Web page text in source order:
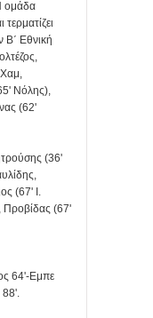
ομάδα
Β΄ Εθνική
Νόλης),
(62'
(36'
(67' Ι.
Προβίδας (67'
64'-Εμπε
88'.